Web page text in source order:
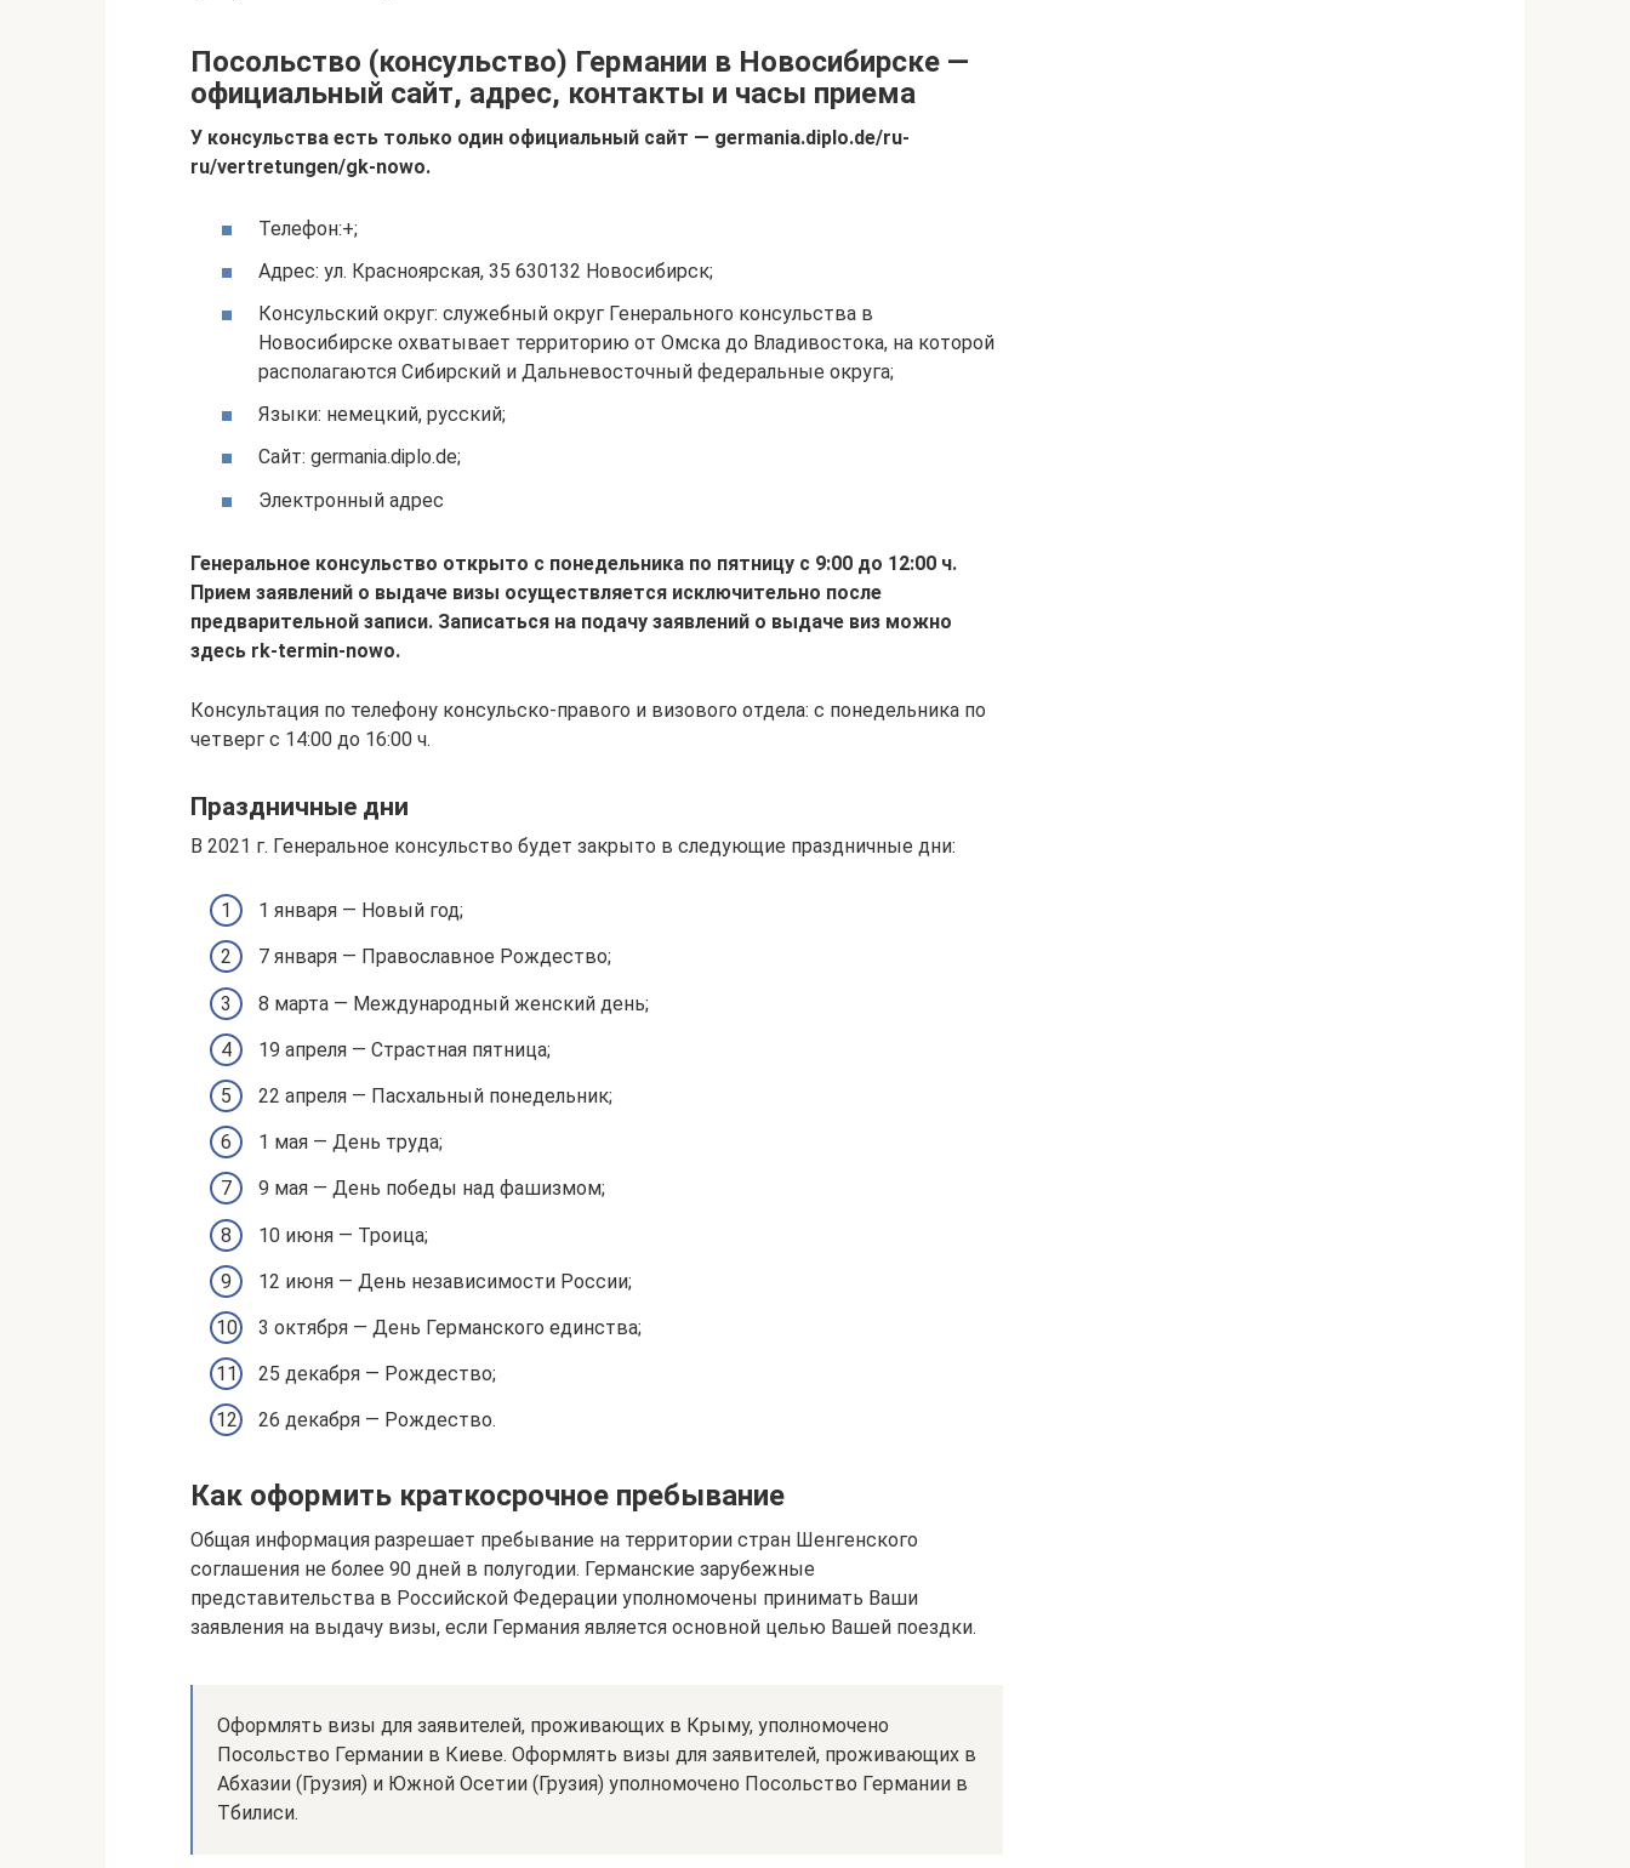
Посольство (консульство) Германии в Новосибирске —
официальный сайт, адрес, контакты и часы приема
У консульства есть только один официальный сайт — germania.diplo.de/ru-
ru/vertretungen/gk-nowo.
Телефон:+;
Адрес: ул. Красноярская, 35 630132 Новосибирск;
Консульский округ: служебный округ Генерального консульства в
Новосибирске охватывает территорию от Омска до Владивостока, на которой
располагаются Сибирский и Дальневосточный федеральные округа;
Языки: немецкий, русский;
Сайт: germania.diplo.de;
Электронный адрес
Генеральное консульство открыто с понедельника по пятницу с 9:00 до 12:00 ч.
Прием заявлений о выдаче визы осуществляется исключительно после
предварительной записи. Записаться на подачу заявлений о выдаче виз можно
здесь rk-termin-nowo.
Консультация по телефону консульско-правого и визового отдела: с понедельника по
четверг с 14:00 до 16:00 ч.
Праздничные дни
В 2021 г. Генеральное консульство будет закрыто в следующие праздничные дни:
1 января — Новый год;
7 января — Православное Рождество;
8 марта — Международный женский день;
19 апреля — Страстная пятница;
22 апреля — Пасхальный понедельник;
1 мая — День труда;
9 мая — День победы над фашизмом;
10 июня — Троица;
12 июня — День независимости России;
3 октября — День Германского единства;
25 декабря — Рождество;
26 декабря — Рождество.
Как оформить краткосрочное пребывание
Общая информация разрешает пребывание на территории стран Шенгенского
соглашения не более 90 дней в полугодии. Германские зарубежные
представительства в Российской Федерации уполномочены принимать Ваши
заявления на выдачу визы, если Германия является основной целью Вашей поездки.
Оформлять визы для заявителей, проживающих в Крыму, уполномочено
Посольство Германии в Киеве. Оформлять визы для заявителей, проживающих в
Абхазии (Грузия) и Южной Осетии (Грузия) уполномочено Посольство Германии в
Тбилиси.